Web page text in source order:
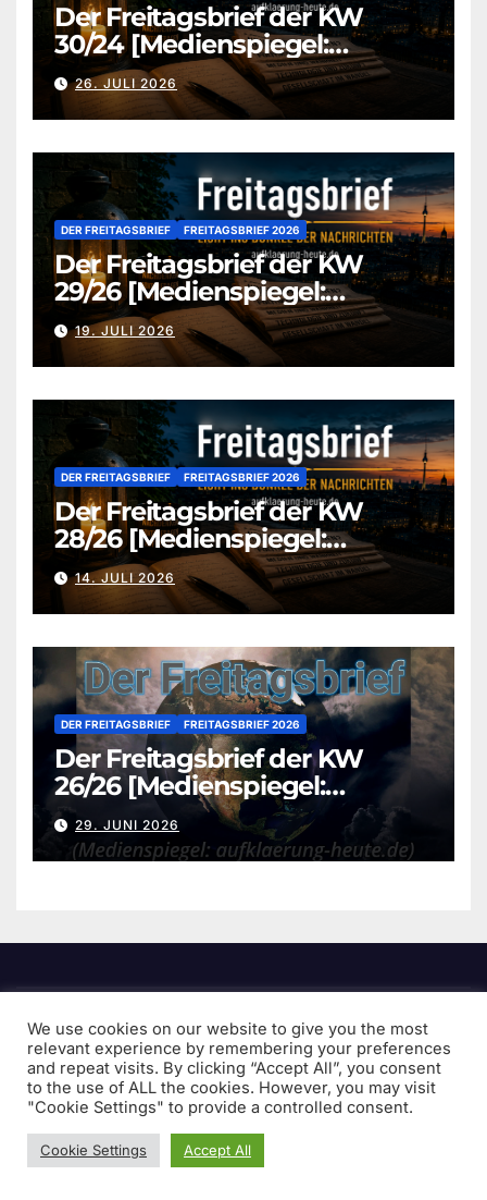
Der Freitagsbrief der KW
30/24 [Medienspiegel:
aufklaerung-heute-de]
26. JULI 2026
DER FREITAGSBRIEF FREITAGSBRIEF 2026
Der Freitagsbrief der KW
29/26 [Medienspiegel:
aufklaerung-heute.de]
19. JULI 2026
DER FREITAGSBRIEF FREITAGSBRIEF 2026
Der Freitagsbrief der KW
28/26 [Medienspiegel:
aufklaerung-heute.de]
14. JULI 2026
DER FREITAGSBRIEF FREITAGSBRIEF 2026
Der Freitagsbrief der KW
26/26 [Medienspiegel:
aufklaerung-heute.de]
29. JUNI 2026
Faktum Magazin
- frei und unabhängig
We use cookies on our website to give you the most
relevant experience by remembering your preferences
and repeat visits. By clicking “Accept All”, you consent
to the use of ALL the cookies. However, you may visit
"Cookie Settings" to provide a controlled consent.
Cookie Settings Accept All